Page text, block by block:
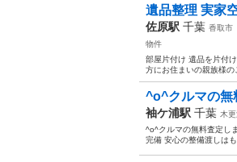
遺品整理 実家
佐原駅 千葉 香取市
物件
部屋片付け 遺品を片付
方にお住まいの親族様
^o^クルマの無
袖ケ浦駅 千葉 木
^o^クルマの無料査定し
完備 安心の整備渡しは